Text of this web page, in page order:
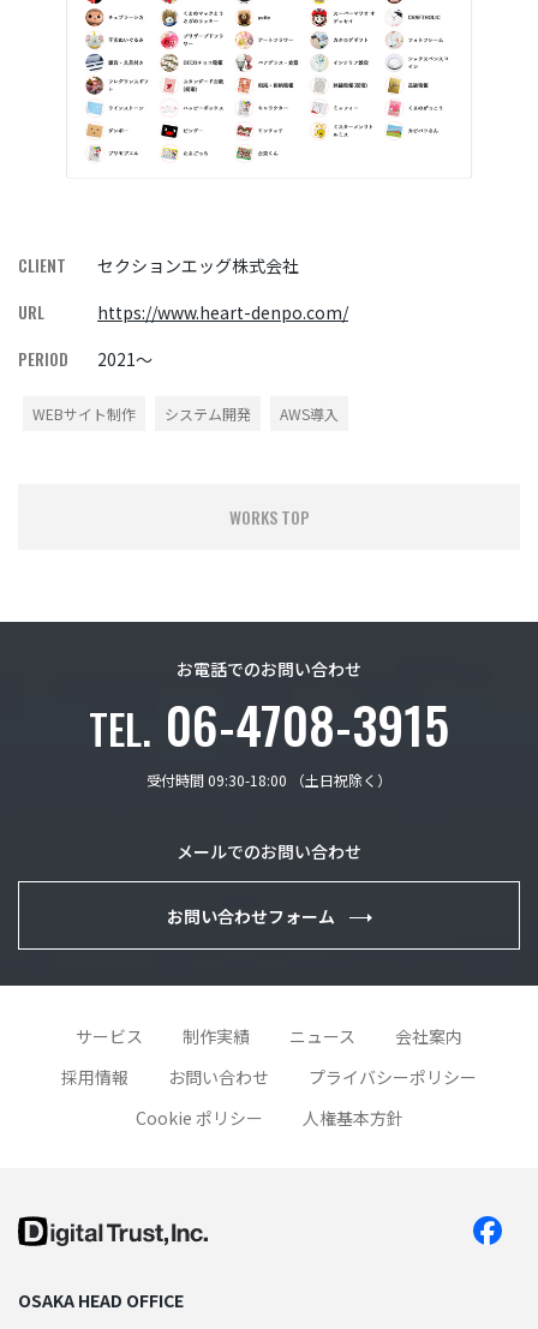
CLIENT セクションエッグ株式会社
URL https://www.heart-denpo.com/
PERIOD 2021～
WEBサイト制作 システム開発 AWS導入
WORKS TOP
お電話でのお問い合わせ
TEL. 06-4708-3915
受付時間 09:30-18:00 （土日祝除く）
メールでのお問い合わせ
お問い合わせフォーム
サービス 制作実績 ニュース
会社案内
採用情報
お問い合わせ
プライバシーポリシー
Cookie ポリシー
人権基本方針
OSAKA HEAD OFFICE